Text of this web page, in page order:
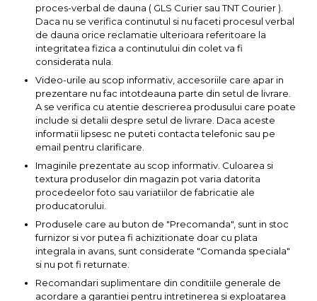
Protectia Muncii
Multidetector
Pistol Spuma Poliuretanica
Pistol Silicon (Tub de
Silicon)
Termometru Infrarosu
tamplarie si alte domenii
Suruburi si dibluri
Carlige de Ridicare
Manipulat Sticla
Scule Electrice & Unelte
proces-verbal de dauna ( GLS Curier sau TNT Courier ).
Daca nu se verifica continutul si nu faceti procesul verbal
de dauna orice reclamatie ulterioara referitoare la
integritatea fizica a continutului din colet va fi
considerata nula.
Video-urile au scop informativ, accesoriile care apar in
prezentare nu fac intotdeauna parte din setul de livrare.
A se verifica cu atentie descrierea produsului care poate
include si detalii despre setul de livrare. Daca aceste
informatii lipsesc ne puteti contacta telefonic sau pe
email pentru clarificare.
Imaginile prezentate au scop informativ. Culoarea si
textura produselor din magazin pot varia datorita
procedeelor foto sau variatiilor de fabricatie ale
producatorului.
Produsele care au buton de "Precomanda", sunt in stoc
furnizor si vor putea fi achizitionate doar cu plata
integrala in avans, sunt considerate "Comanda speciala"
si nu pot fi returnate.
Recomandari suplimentare din conditiile generale de
acordare a garantiei pentru intretinerea si exploatarea